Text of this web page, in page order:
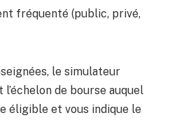
fréquenté (public, privé,
le simulateur
de bourse auquel
éligible et vous indique le